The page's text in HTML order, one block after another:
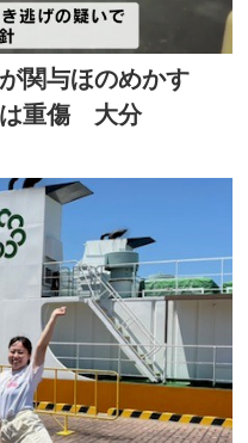
関与ほのめかす
重傷 大分